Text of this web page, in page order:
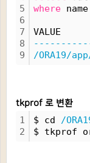
5
6
7
8
9
where name
VALUE
/ORA19/
tkprof 로 변환
1
2
$ cd /
$ tkprof